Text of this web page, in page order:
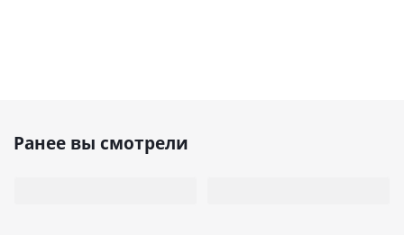
Ранее вы смотрели